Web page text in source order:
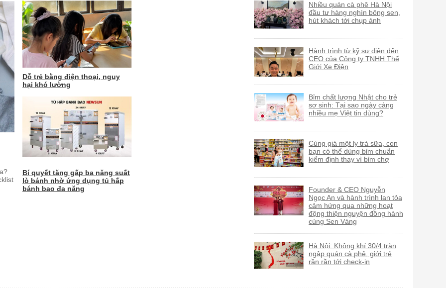
Dỗ trẻ bằng điện thoại, nguy
hại khó lường
Bí quyết tăng gấp ba năng suất
lò bánh nhờ ứng dụng tủ hấp
bánh bao đa năng
Nhiều quán cà phê Hà Nội
đầu tư hàng nghìn bông sen,
hút khách tới chụp ảnh
Hành trình từ kỹ sư điện đến
CEO của Công ty TNHH Thế
Giới Xe Điện
Bỉm chất lượng Nhật cho trẻ
sơ sinh: Tại sao ngày càng
nhiều mẹ Việt tin dùng?
Cùng giá một ly trà sữa, con
bạn có thể dùng bỉm chuẩn
kiểm định thay vì bỉm chợ
Founder & CEO Nguyễn
Ngọc An và hành trình lan tỏa
cảm hứng qua những hoạt
động thiện nguyện đồng hành
cùng Sen Vàng
Hà Nội: Không khí 30/4 tràn
ngập quán cà phê, giới trẻ
rần rần tới check-in